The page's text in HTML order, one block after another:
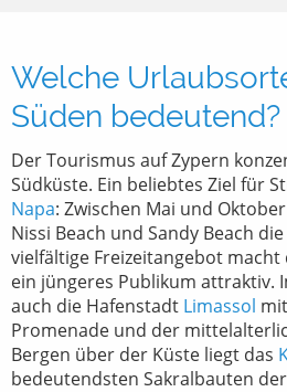
Welche
Süden bedeutend?
Der Tourismus auf Zypern
Südküste. Ein beliebtes Ziel für
Napa: Zwischen Mai und
Nissi Beach und Sandy Beach
vielfältige Freizeitangebot
ein jüngeres Publikum attraktiv.
auch die Hafenstadt Limassol
Promenade und der
Bergen über der Küste liegt das
bedeutendsten Sakralbauten